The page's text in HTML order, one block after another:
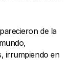
de la
irrumpiendo en